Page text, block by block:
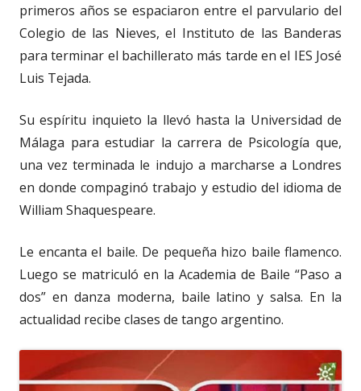
primeros años se espaciaron entre el parvulario del
Colegio de las Nieves, el Instituto de las Banderas
para terminar el bachillerato más tarde en el IES José
Luis Tejada.
Su espíritu inquieto la llevó hasta la Universidad de
Málaga para estudiar la carrera de Psicología que,
una vez terminada le indujo a marcharse a Londres
en donde compaginó trabajo y estudio del idioma de
William Shaquespeare.
Le encanta el baile. De pequeña hizo baile flamenco.
Luego se matriculó en la Academia de Baile “Paso a
dos” en danza moderna, baile latino y salsa. En la
actualidad recibe clases de tango argentino.